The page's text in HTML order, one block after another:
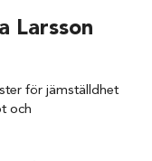
Larsson
för jämställdhet
och